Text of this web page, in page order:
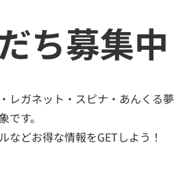
ち募集中
レガネット・スピナ・あんくる夢
です。
などお得な情報をGETしよう！